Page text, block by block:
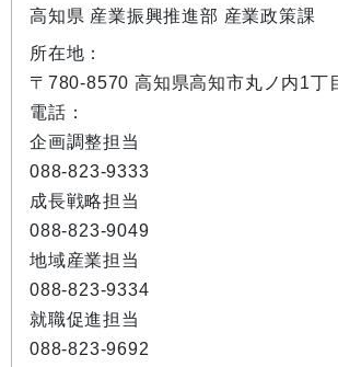
高知県 産業振興推進部 産業政策課
所在地：
〒780-8570 高知県高知市丸ノ内1丁
電話：
企画調整担当
088-823-9333
成長戦略担当
088-823-9049
地域産業担当
088-823-9334
就職促進担当
088-823-9692